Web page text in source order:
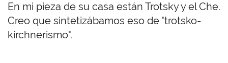
En mi pieza de su casa están Trotsky y el Che.
Creo que sintetizábamos eso de "trotsko-
kirchnerismo".